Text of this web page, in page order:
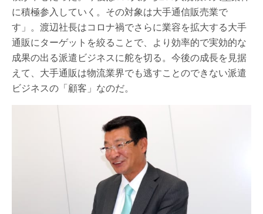
に積極参入していく。その対象は大手通信販売業で
す」。渡辺社長はコロナ禍でさらに業容を拡大する大手
通販にターゲットを絞ることで、より効率的で実効的な
成果の出る派遣ビジネスに舵を切る。今後の成長を見据
えて、大手通販は物流業界でも逃すことのできない派遣
ビジネスの「顧客」なのだ。